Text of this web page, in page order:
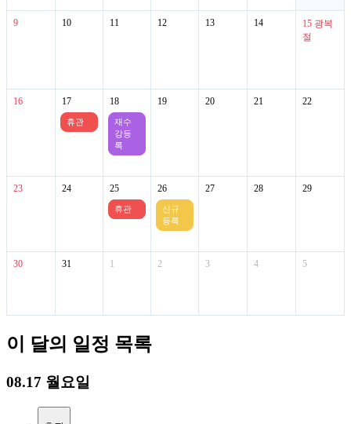
9 10 11 12 13 14 15 광복
절
16 17
휴관
18
재수
강등
록
19 20 21 22
23 24 25
휴관
26
신규
등록
27 28 29
30 31 1 2 3 4 5
이 달의 일정 목록
08.17 월요일